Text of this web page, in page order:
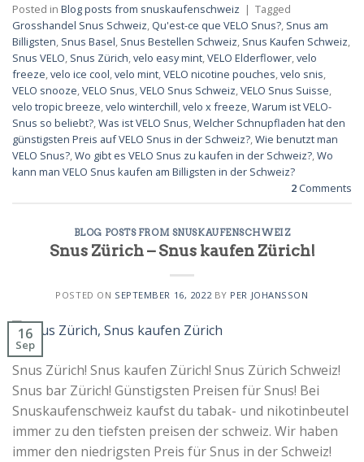
Posted in Blog posts from snuskaufenschweiz | Tagged
Grosshandel Snus Schweiz, Qu'est-ce que VELO Snus?, Snus am
Billigsten, Snus Basel, Snus Bestellen Schweiz, Snus Kaufen Schweiz,
Snus VELO, Snus Zürich,velo easy mint,VELO Elderflower,velo
freeze,velo ice cool,velo mint,VELO nicotine pouches,velo snis,
VELO snooze,VELO Snus,VELO Snus Schweiz,VELO Snus Suisse,
velo tropic breeze,velo winterchill,velo x freeze,Warum ist VELO-
Snus so beliebt?,Was ist VELO Snus,Welcher Schnupfladen hat den
günstigsten Preis auf VELO Snus in der Schweiz?,Wie benutzt man
VELO Snus?,Wo gibt es VELO Snus zu kaufen in der Schweiz?,Wo
kann man VELO Snus kaufen am Billigsten in der Schweiz?
2 Comments
BLOG POSTS FROM SNUSKAUFENSCHWEIZ
Snus Zürich – Snus kaufen Zürich!
POSTED ON SEPTEMBER 16, 2022BY PER JOHANSSON
16
Sep
Snus Zürich! Snus kaufen Zürich! Snus Zürich Schweiz!
Snus bar Zürich! Günstigsten Preisen für Snus! Bei
Snuskaufenschweiz kaufst du tabak- und nikotinbeutel
immer zu den tiefsten preisen der schweiz. Wir haben
immer den niedrigsten Preis für Snus in der Schweiz!